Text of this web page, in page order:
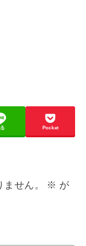
Pocket
せん。 ※ が